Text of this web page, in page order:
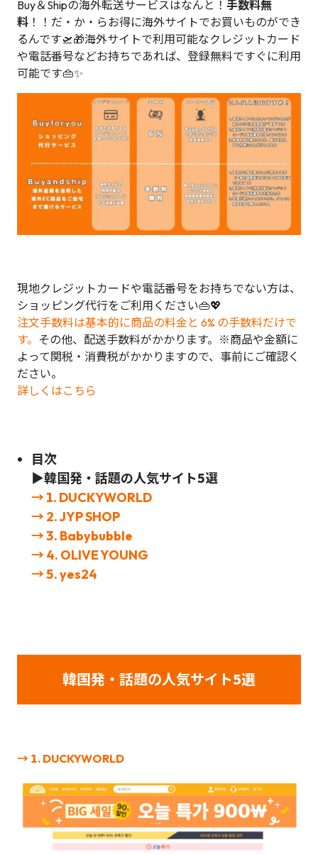
Buy＆Shipの海外転送サービスはなんと！ 手数料無
料 ！！だ・か・らお得に海外サイトでお買いものができ
るんです🛫🎁海外サイトで利用可能なクレジットカード
や電話番号などお持ちであれば、登録無料ですぐに利用
可能です👜✨
現地クレジットカードや電話番号をお持ちでない方は、
ショッピング代行をご利用ください👜💖
注文手数料は基本的に商品の料金と 6% の手数料だけで
す。 その他、配送手数料がかかります。※商品や金額に
よって関税・消費税がかかりますので、事前にご確認く
ださい。
詳しくはこちら
目次
▶韓国発・話題の人気サイト5選
→ 1. DUCKYWORLD
→ 2. JYP SHOP
→ 3. Babybubble
→ 4. OLIVE YOUNG
→ 5. yes24
韓国発・話題の人気サイト5選
→ 1. DUCKYWORLD